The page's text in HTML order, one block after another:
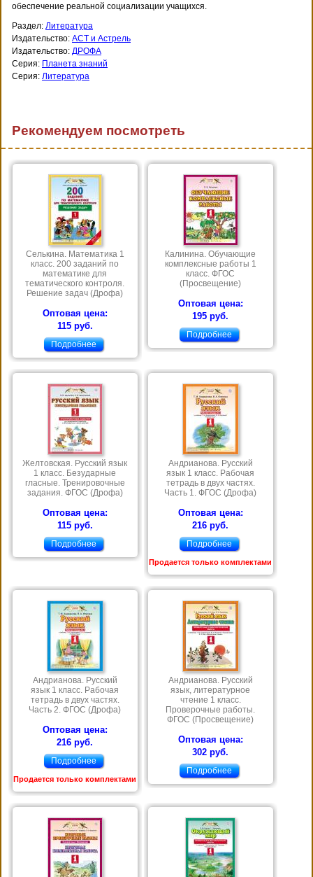
обеспечение реальной социализации учащихся.
Раздел: Литература
Издательство: АСТ и Астрель
Издательство: ДРОФА
Серия: Планета знаний
Серия: Литература
Рекомендуем посмотреть
Селькина. Математика 1
класс. 200 заданий по
математике для
тематического контроля.
Решение задач (Дрофа)
Оптовая цена:
115 руб.
Подробнее
Калинина. Обучающие
комплексные работы 1
класс. ФГОС
(Просвещение)
Оптовая цена:
195 руб.
Подробнее
Желтовская. Русский язык
1 класс. Безударные
гласные. Тренировочные
задания. ФГОС (Дрофа)
Оптовая цена:
115 руб.
Подробнее
Андрианова. Русский
язык 1 класс. Рабочая
тетрадь в двух частях.
Часть 1. ФГОС (Дрофа)
Оптовая цена:
216 руб.
Подробнее
Продается только комплектами
Андрианова. Русский
язык 1 класс. Рабочая
тетрадь в двух частях.
Часть 2. ФГОС (Дрофа)
Оптовая цена:
216 руб.
Подробнее
Продается только комплектами
Андрианова. Русский
язык, литературное
чтение 1 класс.
Проверочные работы.
ФГОС (Просвещение)
Оптовая цена:
302 руб.
Подробнее